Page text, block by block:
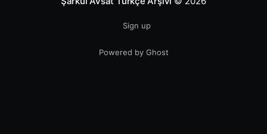
Sign up
Powered by Ghost